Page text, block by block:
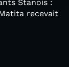
Stanois :
recevait